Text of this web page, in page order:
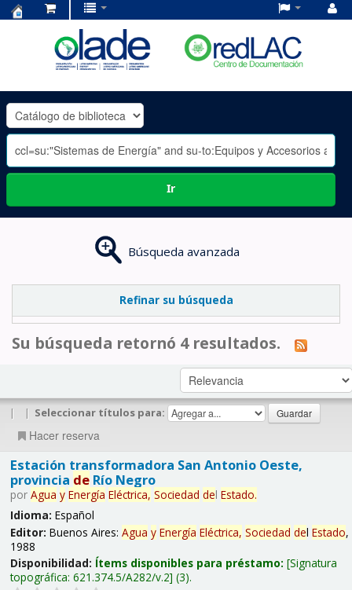
OLADE
-
Ir
Búsqueda avanzada
Refinar su búsqueda
Su búsqueda retornó 4 resultados.
| | Seleccionar títulos para:
Hacer reserva
Estación transformadora San Antonio Oeste,
provincia deRío Negro
por Agua y Energía Eléctrica, Sociedad del Estado.
Idioma: Español
Editor: Buenos Aires: Agua y Energía Eléctrica, Sociedad del Estado,
1988
Disponibilidad: Ítems disponibles para préstamo: Signatura
topográfica: 621.374.5/A282/v.2 (3).